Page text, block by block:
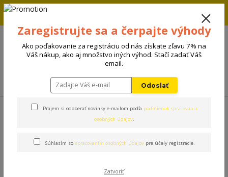
Zľava 5% na prvú objednávku. Zadaj kód FIRST5 a zľava sa
+421 908 198 133 (Po-Pia, 8-15 hod.)
0 €
Kozmetika
Groom Professional šampón
Tender Puppy Kitty 450ml
Zaregistrujte sa a čerpajte výhody
Ako poďakovanie za registráciu od nás získate zľavu 7% na
Váš nákup, ako aj množstvo iných výhod. Stačí zadať Váš
email.
Odoslať
Prajem si odoberať novinky e-mailom podľa podmienok spracovania
osobných údajov.
Súhlasím so spracovaním osobných údajovpre účely registrácie.
Zatvoriť